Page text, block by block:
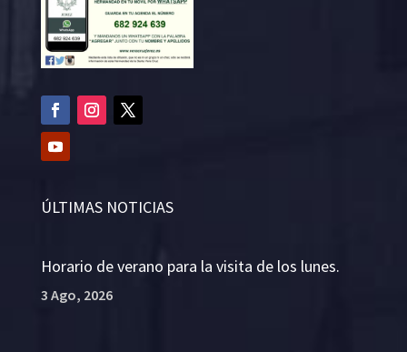
ÚLTIMAS NOTICIAS
Horario de verano para la visita de los lunes.
3 Ago, 2026